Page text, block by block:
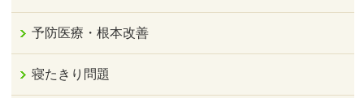
予防医療・根本改善
寝たきり問題